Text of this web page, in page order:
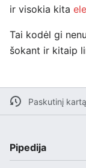
ir visokia kita
Tai kodėl gi
šokant ir kitaip
Paskutinį
Pipedija